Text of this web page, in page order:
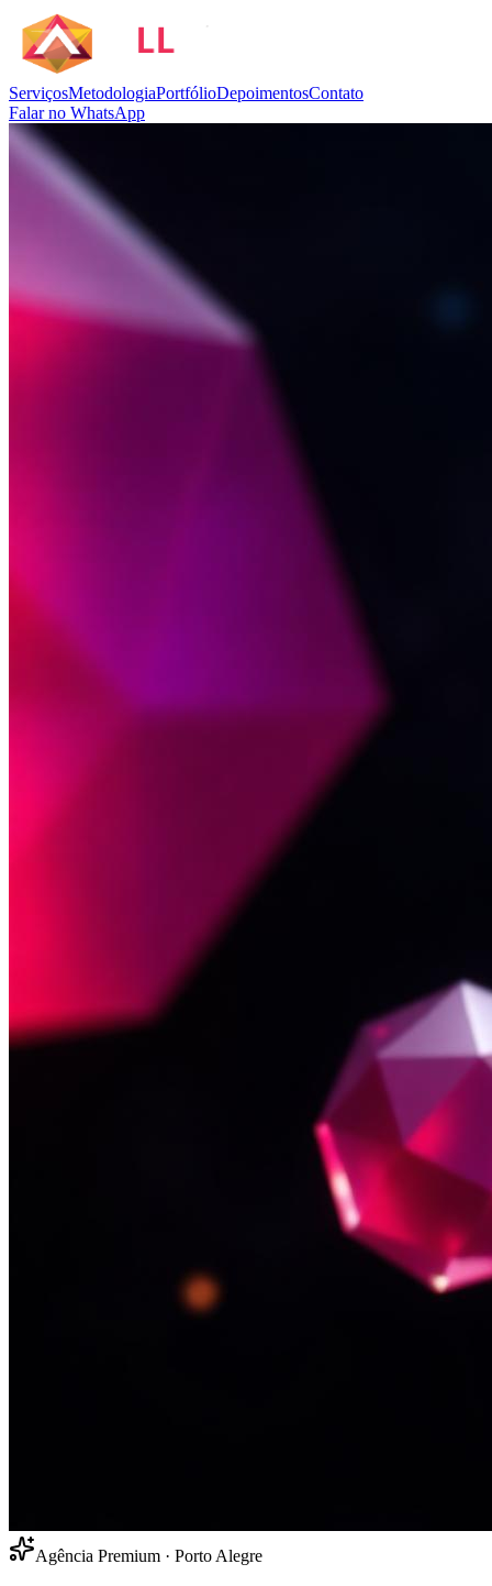
ServiçosMetodologiaPortfólioDepoimentosContato
Falar no WhatsApp
Agência Premium · Porto Alegre